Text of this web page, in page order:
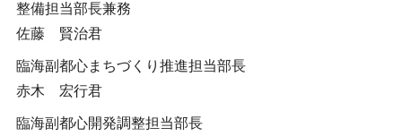
整備担当部長兼務
佐藤 賢治君
臨海副都心まちづくり推進担当部長
赤木 宏行君
臨海副都心開発調整担当部長